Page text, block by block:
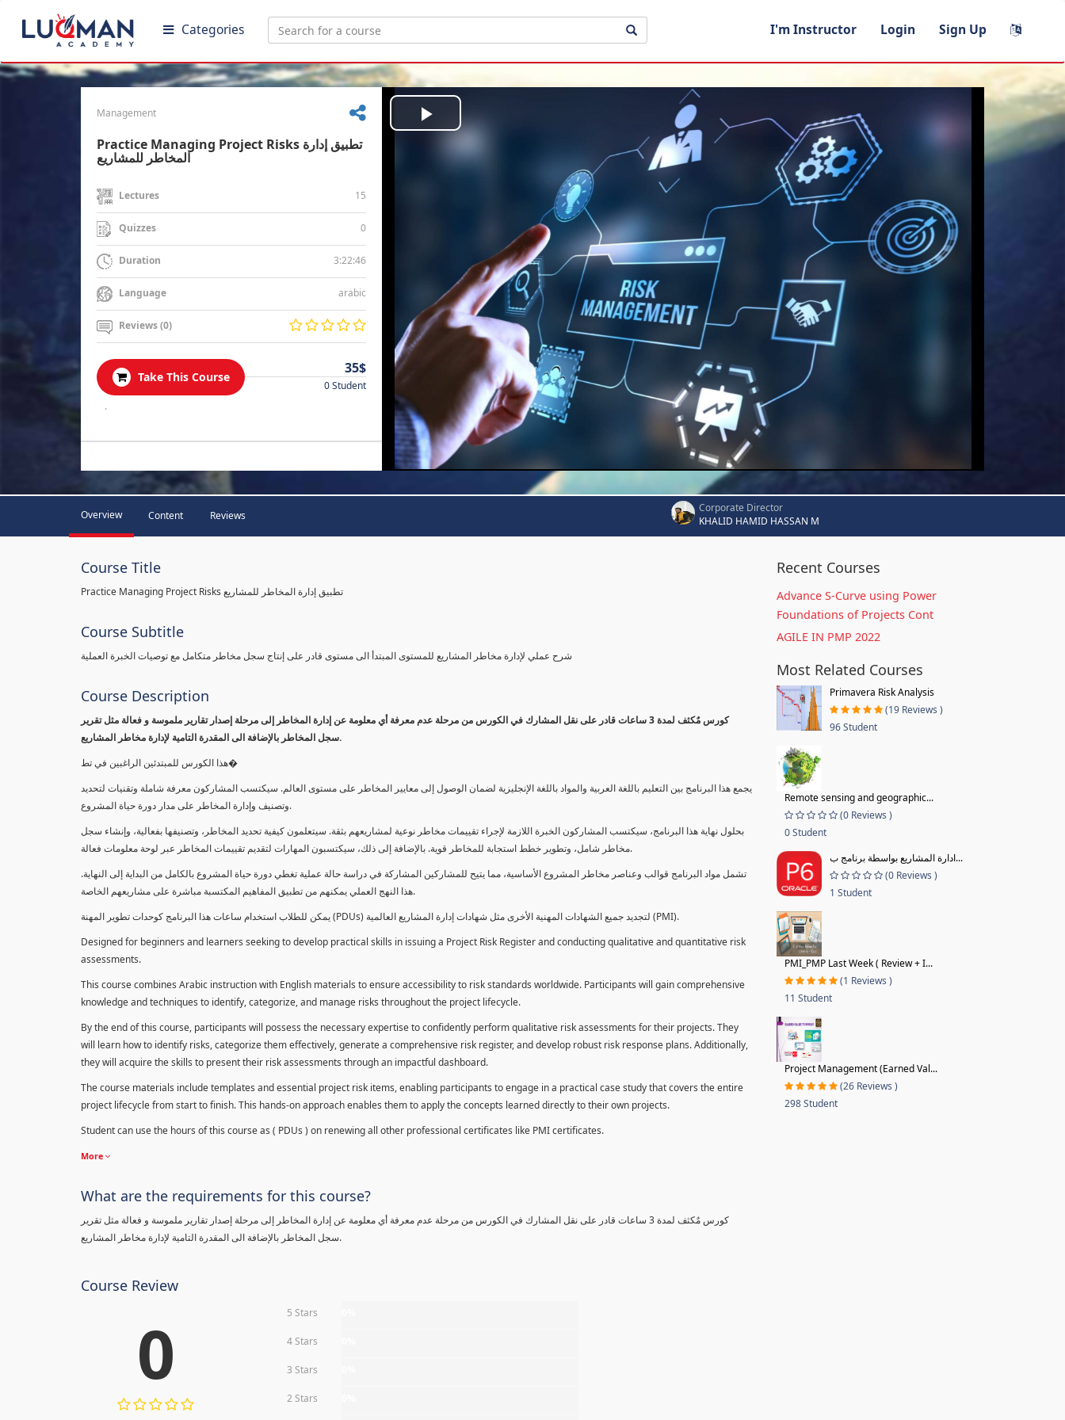
Categories I'm Instructor Login Sign Up
Management
Practice Managing Project Risks تطبيق إدارة
المخاطر للمشاريع
Lectures 15
Quizzes 0
Duration 3:22:46
Language arabic
Reviews (0)
Take This Course
35$
0 Student
.
Play
Video
Overview Content Reviews
Corporate Director
KHALID HAMID HASSAN M
Course Title
Practice Managing Project Risks تطبيق إدارة المخاطر للمشاريع
Course Subtitle
شرح عملي لإدارة مخاطر المشاريع للمستوى المبتدأ الى مستوى قادر على إنتاج سجل مخاطر متكامل مع توصيات الخبرة العملية
Course Description
كورس مٌكثف لمدة 3 ساعات قادر على نقل المشارك في الكورس من مرحلة عدم معرفة أي معلومة عن إدارة المخاطر إلى مرحلة إصدار تقارير ملموسة و فعالة مثل تقرير
سجل المخاطر بالإضافة الى المقدرة التامية لإدارة مخاطر المشاريع.
هذا الكورس للمبتدئين الراغبين في تط�
يجمع هذا البرنامج بين التعليم باللغة العربية والمواد باللغة الإنجليزية لضمان الوصول إلى معايير المخاطر على مستوى العالم. سيكتسب المشاركون معرفة شاملة وتقنيات لتحديد
وتصنيف وإدارة المخاطر على مدار دورة حياة المشروع.
بحلول نهاية هذا البرنامج، سيكتسب المشاركون الخبرة اللازمة لإجراء تقييمات مخاطر نوعية لمشاريعهم بثقة. سيتعلمون كيفية تحديد المخاطر، وتصنيفها بفعالية، وإنشاء سجل
مخاطر شامل، وتطوير خطط استجابة للمخاطر قوية. بالإضافة إلى ذلك، سيكتسبون المهارات لتقديم تقييمات المخاطر عبر لوحة معلومات فعالة.
تشمل مواد البرنامج قوالب وعناصر مخاطر المشروع الأساسية، مما يتيح للمشاركين المشاركة في دراسة حالة عملية تغطي دورة حياة المشروع بالكامل من البداية إلى النهاية.
هذا النهج العملي يمكنهم من تطبيق المفاهيم المكتسبة مباشرة على مشاريعهم الخاصة.
يمكن للطلاب استخدام ساعات هذا البرنامج كوحدات تطوير المهنة (PDUs) لتجديد جميع الشهادات المهنية الأخرى مثل شهادات إدارة المشاريع العالمية (PMI).
Designed for beginners and learners seeking to develop practical skills in issuing a Project Risk Register and conducting qualitative and quantitative risk
assessments.
This course combines Arabic instruction with English materials to ensure accessibility to risk standards worldwide. Participants will gain comprehensive
knowledge and techniques to identify, categorize, and manage risks throughout the project lifecycle.
By the end of this course, participants will possess the necessary expertise to confidently perform qualitative risk assessments for their projects. They
will learn how to identify risks, categorize them effectively, generate a comprehensive risk register, and develop robust risk response plans. Additionally,
they will acquire the skills to present their risk assessments through an impactful dashboard.
The course materials include templates and essential project risk items, enabling participants to engage in a practical case study that covers the entire
project lifecycle from start to finish. This hands-on approach enables them to apply the concepts learned directly to their own projects.
Student can use the hours of this course as ( PDUs ) on renewing all other professional certificates like PMI certificates.
More
What are the requirements for this course?
كورس مٌكثف لمدة 3 ساعات قادر على نقل المشارك في الكورس من مرحلة عدم معرفة أي معلومة عن إدارة المخاطر إلى مرحلة إصدار تقارير ملموسة و فعالة مثل تقرير
سجل المخاطر بالإضافة الى المقدرة التامية لإدارة مخاطر المشاريع.
Course Review
0 5 Stars
4 Stars
3 Stars
2 Stars
Recent Courses
Advance S-Curve using Power
Foundations of Projects Cont
AGILE IN PMP 2022
Most Related Courses
Primavera Risk Analysis
(19 Reviews )
96 Student
Remote sensing and geographic...
(0 Reviews )
0 Student
ادارة المشاريع بواسطة برنامج ب...
(0 Reviews )
1 Student
PMI_PMP Last Week ( Review + I...
(1 Reviews )
11 Student
Project Management (Earned Val...
(26 Reviews )
298 Student